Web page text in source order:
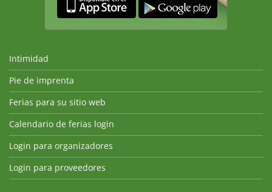
Intimidad
Pie de imprenta
Ferias para su sitio web
Calendario de ferias login
Login para organizadores
Login para proveedores